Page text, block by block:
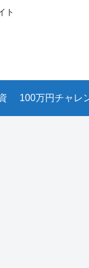
ト
100万円チャレ